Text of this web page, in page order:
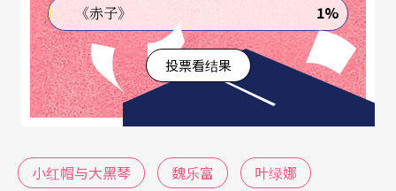
《赤子》 1%
投票看结果
小红帽与大黑琴 魏乐富
叶绿娜